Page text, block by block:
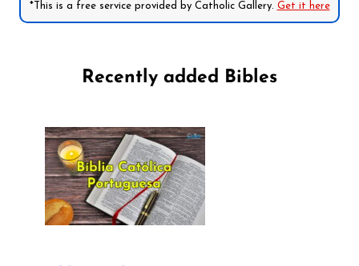
*This is a free service provided by Catholic Gallery. Get it here
Recently added Bibles